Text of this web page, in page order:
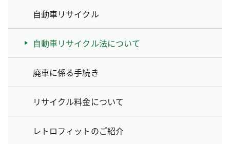
自動車リサイクル
自動車リサイクル法について
廃車に係る手続き
リサイクル料金について
レトロフィットのご紹介